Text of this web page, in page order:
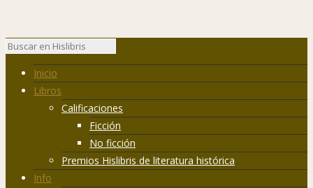
Inicio
Libros
Calificaciones
Ficción
No ficción
Premios Hislibris de literatura histórica
Info